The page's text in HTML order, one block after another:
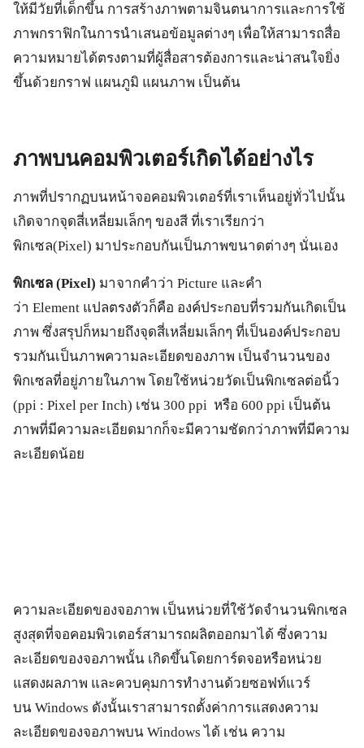
ให้มีวัยที่เด็กขึ้น การสร้างภาพตามจินตนาการและการใช้
ภาพกราฟิกในการนำเสนอข้อมูลต่างๆ เพื่อให้สามารถสื่อ
ความหมายได้ตรงตามที่ผู้สื่อสารต้องการและน่าสนใจยิ่ง
ขึ้นด้วยกราฟ แผนภูมิ แผนภาพ เป็นต้น
ภาพบนคอมพิวเตอร์เกิดได้อย่างไร
ภาพที่ปรากฏบนหน้าจอคอมพิวเตอร์ที่เราเห็นอยู่ทั่วไปนั้น
เกิดจากจุดสี่เหลี่ยมเล็กๆ ของสี ที่เราเรียกว่า
พิกเซล(Pixel) มาประกอบกันเป็นภาพขนาดต่างๆ นั่นเอง
พิกเซล (Pixel) มาจากคำว่า Picture และคำ
ว่า Element แปลตรงตัวก็คือ องค์ประกอบที่รวมกันเกิดเป็น
ภาพ ซึ่งสรุปก็หมายถึงจุดสี่เหลี่ยมเล็กๆ ที่เป็นองค์ประกอบ
รวมกันเป็นภาพความละเอียดของภาพ เป็นจำนวนของ
พิกเซลที่อยู่ภายในภาพ โดยใช้หน่วยวัดเป็นพิกเซลต่อนิ้ว
(ppi : Pixel per Inch) เช่น 300 ppi หรือ 600 ppi เป็นต้น
ภาพที่มีความละเอียดมากก็จะมีความชัดกว่าภาพที่มีความ
ละเอียดน้อย
ความละเอียดของจอภาพ เป็นหน่วยที่ใช้วัดจำนวนพิกเซล
สูงสุดที่จอคอมพิวเตอร์สามารถผลิตออกมาได้ ซึ่งความ
ละเอียดของจอภาพนั้น เกิดขึ้นโดยการ์ดจอหรือหน่วย
แสดงผลภาพ และควบคุมการทำงานด้วยซอฟท์แวร์
บน Windows ดังนั้นเราสามารถตั้งค่าการแสดงความ
ละเอียดของจอภาพบน Windows ได้ เช่น ความ